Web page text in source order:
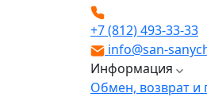
+7 (812) 493-33-33
info@san-
Информация
Обмен, возврат и